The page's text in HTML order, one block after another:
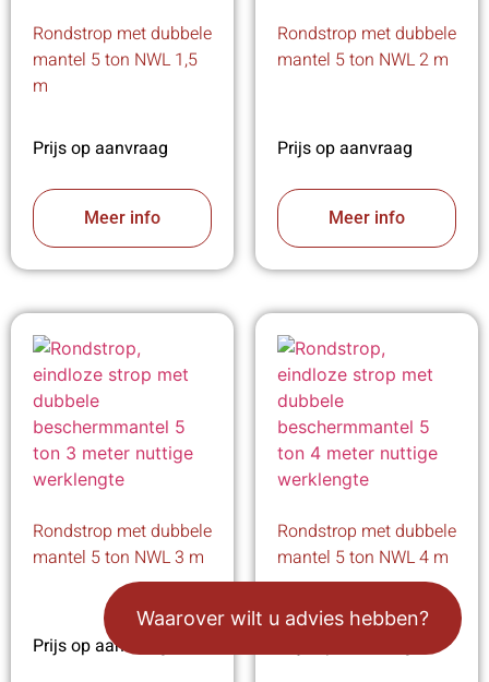
Waarover wilt u advies hebben?
Rondstrop met dubbele
mantel 5 ton NWL 1,5
m
Prijs op aanvraag
Meer info
Rondstrop met dubbele
mantel 5 ton NWL 2 m
Prijs op aanvraag
Meer info
Rondstrop met dubbele
mantel 5 ton NWL 3 m
Prijs op aanvraag
Rondstrop met dubbele
mantel 5 ton NWL 4 m